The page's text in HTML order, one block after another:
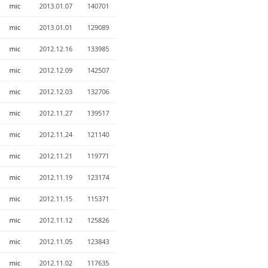
mic 2013.01.07 140701
mic 2013.01.01 129089
mic 2012.12.16 133985
mic 2012.12.09 142507
mic 2012.12.03 132706
mic 2012.11.27 139517
mic 2012.11.24 121140
mic 2012.11.21 119771
mic 2012.11.19 123174
mic 2012.11.15 115371
mic 2012.11.12 125826
mic 2012.11.05 123843
mic 2012.11.02 117635